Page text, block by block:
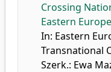
Crossing
Eastern
In: Eastern
Transnational
Szerk.: Ewa